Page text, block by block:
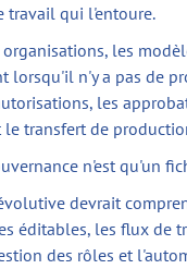
travail qui l'entoure.
les
lorsqu'il n'y a pas de
les
transfert de
n'est qu'un
devrait
éditables, les flux de
des rôles et